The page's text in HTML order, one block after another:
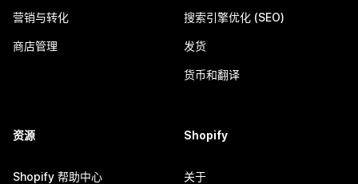
营销与转化
商店管理
搜索引擎优化 (SEO)
发货
货币和翻译
资源
Shopify 帮助中心
Shopify
关于